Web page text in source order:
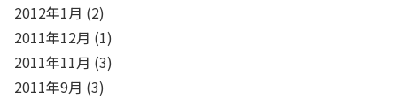
2012年1月 (2)
2011年12月 (1)
2011年11月 (3)
2011年9月 (3)